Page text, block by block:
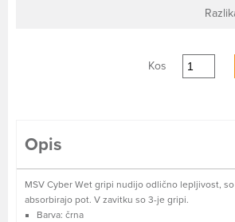
Kos
Opis
MSV Cyber Wet gripi nudijo odlično lepljivost,
absorbirajo pot. V zavitku so 3-je gripi.
Barva: črna